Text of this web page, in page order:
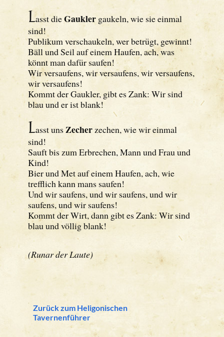
Lasst dieGauklergaukeln, wie sie einmal
sind!
Publikum verschaukeln, wer betrügt, gewinnt!
Bäll und Seil auf einem Haufen, ach, was
könnt man dafür saufen!
Wir versaufens, wir versaufens, wir versaufens,
wir versaufens!
Kommt der Gaukler, gibt es Zank: Wir sind
blau und er ist blank!
Lasst unsZecherzechen, wie wir einmal
sind!
Sauft bis zum Erbrechen, Mann und Frau und
Kind!
Bier und Met auf einem Haufen, ach, wie
trefflich kann mans saufen!
Und wir saufens, und wir saufens, und wir
saufens, und wir saufens!
Kommt der Wirt, dann gibt es Zank: Wir sind
blau und völlig blank!
(Runar der Laute)
Zurück zum Heligonischen
Tavernenführer